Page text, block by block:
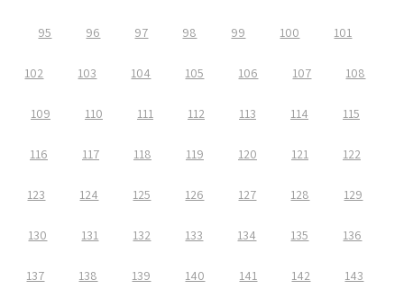
95 96 97 98 99 100 101
102 103 104 105 106 107 108
109 110 111 112 113 114 115
116 117 118 119 120 121 122
123 124 125 126 127 128 129
130 131 132 133 134 135 136
137 138 139 140 141 142 143